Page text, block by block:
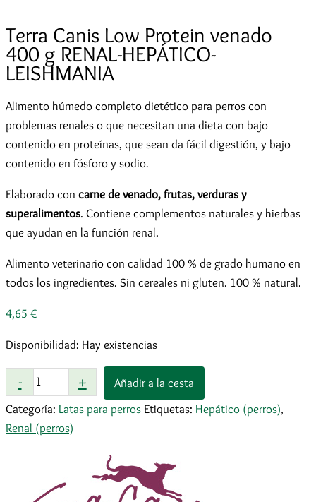
Terra Canis Low Protein venado
400 g RENAL-HEPÁTICO-
LEISHMANIA
Alimento húmedo completo dietético para perros con
problemas renales o que necesitan una dieta con bajo
contenido en proteínas, que sean da fácil digestión, y bajo
contenido en fósforo y sodio.
Elaborado con carne de venado, frutas, verduras y
superalimentos. Contiene complementos naturales y hierbas
que ayudan en la función renal.
Alimento veterinario con calidad 100 % de grado humano en
todos los ingredientes. Sin cereales ni gluten. 100 % natural.
4,65 €
Disponibilidad: Hay existencias
-
Canis
Low
Protein
+
Añadir a la cesta
Categoría: Latas para perros Etiquetas: Hepático (perros),
Renal (perros)